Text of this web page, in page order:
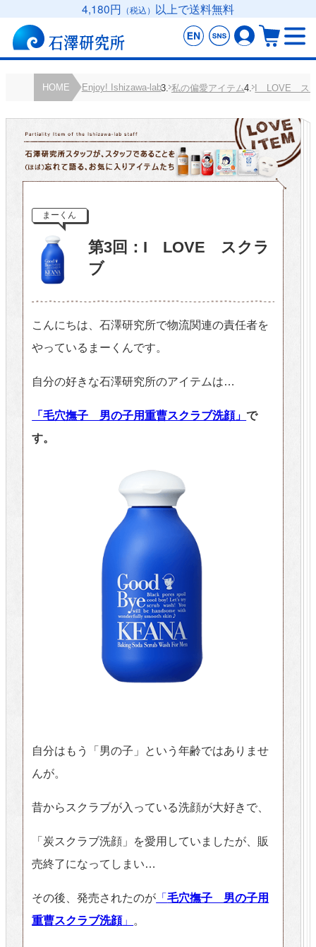
4,180円 （税込） 以上で送料無料
HOME Enjoy! Ishizawa-lab 私の偏愛アイテム I LOVE ス
まーくん
第3回：I LOVE スクラ
ブ
こんにちは、石澤研究所で物流関連の責任者を
やっているまーくんです。
自分の好きな石澤研究所のアイテムは…
「毛穴撫子 男の子用重曹スクラブ洗顔」で
す。
自分はもう「男の子」という年齢ではありませ
んが。
昔からスクラブが入っている洗顔が大好きで、
「炭スクラブ洗顔」を愛用していましたが、販
売終了になってしまい…
その後、発売されたのが 「毛穴撫子 男の子用
重曹スクラブ洗顔」 。